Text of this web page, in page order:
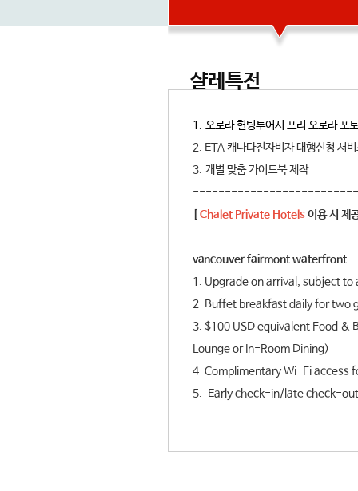
샬레특전
1. 오로라 헌팅투어시 프리 오로라 포
2. ETA 캐나다전자비자 대행신청 서
3. 개별 맞춤 가이드북 제작
[Chalet Private Hotels이용 시 제
vancouver fairmont waterfront
1. Upgrade on arrival, subject to
2. Buffet breakfast daily for two
3. $100 USD equivalent Food &
Lounge or In-Room Dining)
4. Complimentary Wi-Fi access
5. Early check-in/late check-